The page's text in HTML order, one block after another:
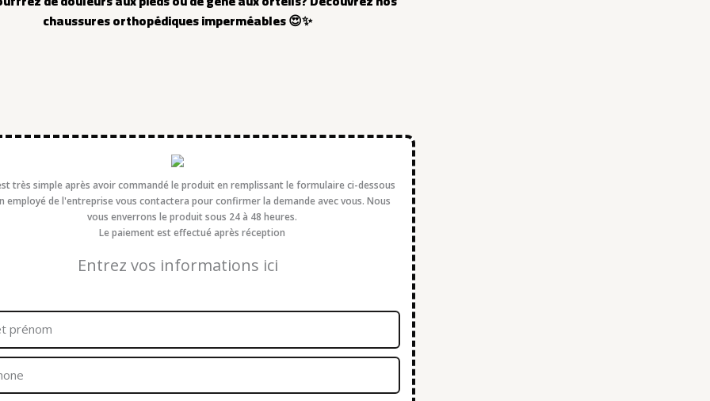
chaussures orthopédiques imperméables 😍✨
très simple après avoir commandé le produit en remplissant le formulaire ci-dessous
employé de l'entreprise vous contactera pour confirmer la demande avec vous. Nous
vous enverrons le produit sous 24 à 48 heures.
Le paiement est effectué après réception
Entrez vos informations ici